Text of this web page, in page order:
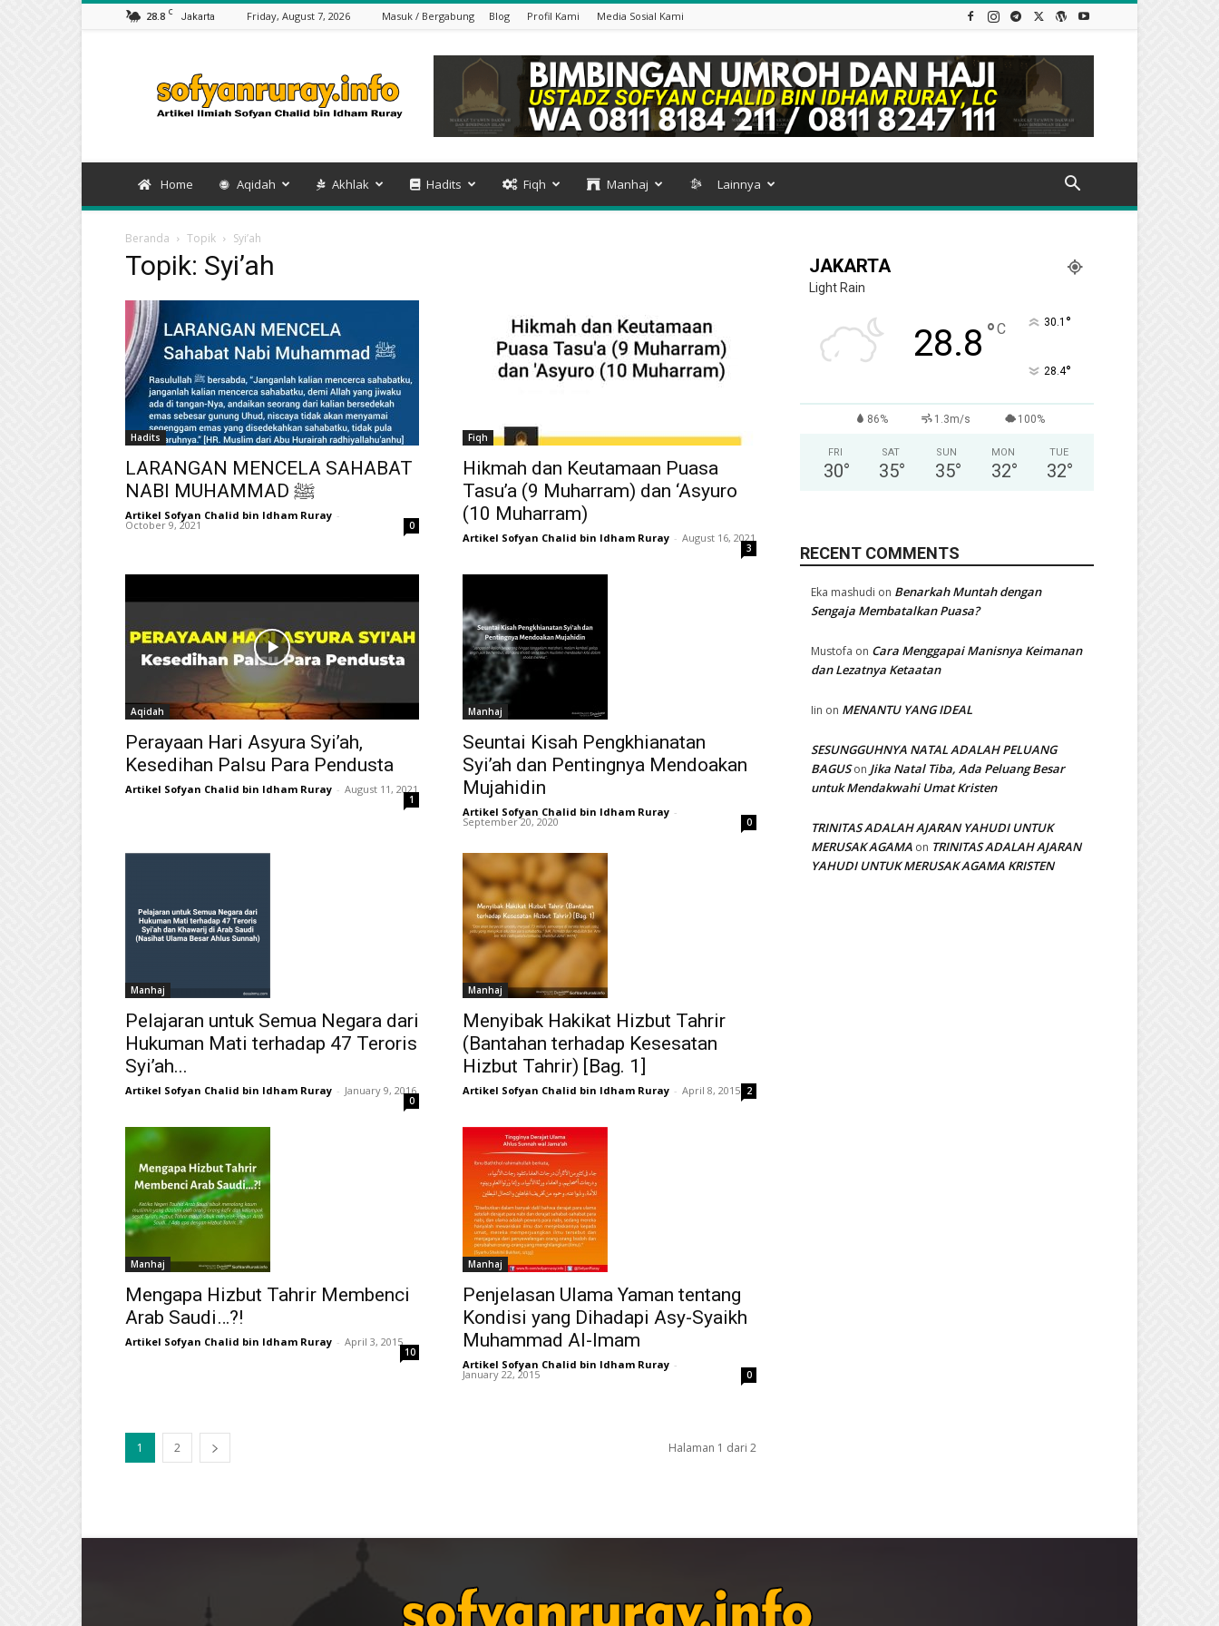
28.8 C Jakarta Friday, August 7, 2026 Masuk / Bergabung Blog Profil Kami Media Sosial Kami
Sofyan
Chalid
bin
Ruray
Home Aqidah Akhlak Hadits Fiqh Manhaj Lainnya
Beranda Topik Syi’ah
Topik: Syi’ah
Hadits
LARANGAN MENCELA SAHABAT
NABI MUHAMMAD ﷺ
Artikel Sofyan Chalid bin Idham Ruray -
October 9, 2021 0
Fiqh
Hikmah dan Keutamaan Puasa
Tasu’a (9 Muharram) dan ‘Asyuro
(10 Muharram)
Artikel Sofyan Chalid bin Idham Ruray - August 16, 2021
3
Aqidah
Perayaan Hari Asyura Syi’ah,
Kesedihan Palsu Para Pendusta
Artikel Sofyan Chalid bin Idham Ruray - August 11, 2021
1
Manhaj
Seuntai Kisah Pengkhianatan
Syi’ah dan Pentingnya Mendoakan
Mujahidin
Artikel Sofyan Chalid bin Idham Ruray -
September 20, 2020 0
Manhaj
Pelajaran untuk Semua Negara dari
Hukuman Mati terhadap 47 Teroris
Syi’ah...
Artikel Sofyan Chalid bin Idham Ruray - January 9, 2016
0
Manhaj
Menyibak Hakikat Hizbut Tahrir
(Bantahan terhadap Kesesatan
Hizbut Tahrir) [Bag. 1]
Artikel Sofyan Chalid bin Idham Ruray - April 8, 2015 2
Manhaj
Mengapa Hizbut Tahrir Membenci
Arab Saudi…?!
Artikel Sofyan Chalid bin Idham Ruray - April 3, 2015
10
Manhaj
Penjelasan Ulama Yaman tentang
Kondisi yang Dihadapi Asy-Syaikh
Muhammad Al-Imam
Artikel Sofyan Chalid bin Idham Ruray -
January 22, 2015 0
1 2 Halaman 1 dari 2
JAKARTA
Light Rain
28.8 °C 30.1 °
28.4°
86% 1.3m/s 100%
FRI
30°
SAT
35°
SUN
35°
MON
32°
TUE
32°
RECENT COMMENTS
Eka mashudi on Benarkah Muntah dengan
Sengaja Membatalkan Puasa?
Mustofa on Cara Menggapai Manisnya Keimanan
dan Lezatnya Ketaatan
Iin on MENANTU YANG IDEAL
SESUNGGUHNYA NATAL ADALAH PELUANG
BAGUSon Jika Natal Tiba, Ada Peluang Besar
untuk Mendakwahi Umat Kristen
TRINITAS ADALAH AJARAN YAHUDI UNTUK
MERUSAK AGAMA on TRINITAS ADALAH AJARAN
YAHUDI UNTUK MERUSAK AGAMA KRISTEN